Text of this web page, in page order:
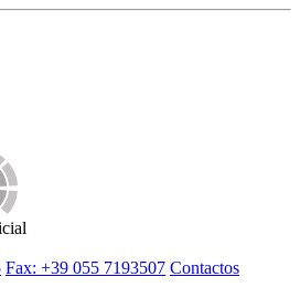
Fax: +39 055 7193507 Contactos